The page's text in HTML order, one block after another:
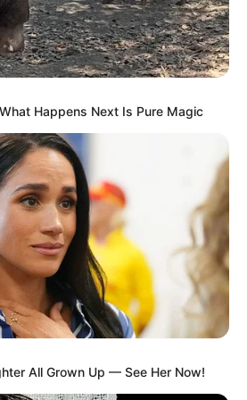
Ricis pada tahun 2021.
kekayaan bersihnya.
Indonesia.
tinggi dengan hasil yang
Teuku Ryan bisa bekerja di perusahaan
masuknya ketat. Tak cuma itu, ia
properti yang bisa menambah pundi-
Happens Next Is Pure Magic
All Grown Up — See Her Now!